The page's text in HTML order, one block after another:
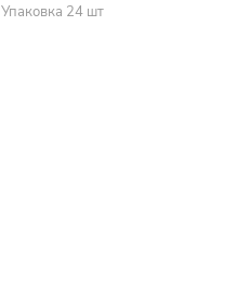
Упаковка 24 шт